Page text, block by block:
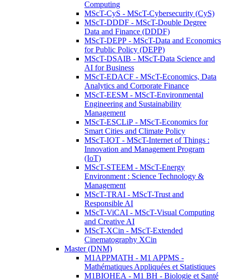
Computing
MScT-CyS - MScT-Cybersecurity (CyS)
MScT-DDDF - MScT-Double Degree
Data and Finance (DDDF)
MScT-DEPP - MScT-Data and Economics
for Public Policy (DEPP)
MScT-DSAIB - MScT-Data Science and
AI for Business
MScT-EDACF - MScT-Economics, Data
Analytics and Corporate Finance
MScT-EESM - MScT-Environmental
Engineering and Sustainability
Management
MScT-ESCLiP - MScT-Economics for
Smart Cities and Climate Policy
MScT-IOT - MScT-Internet of Things :
Innovation and Management Program
(IoT)
MScT-STEEM - MScT-Energy
Environment : Science Technology &
Management
MScT-TRAI - MScT-Trust and
Responsible AI
MScT-ViCAI - MScT-Visual Computing
and Creative AI
MScT-XCin - MScT-Extended
Cinematography XCin
Master (DNM)
M1APPMATH - M1 APPMS -
Mathématiques Appliquées et Statistiques
M1BIOHEA - M1 BH - Biologie et Santé